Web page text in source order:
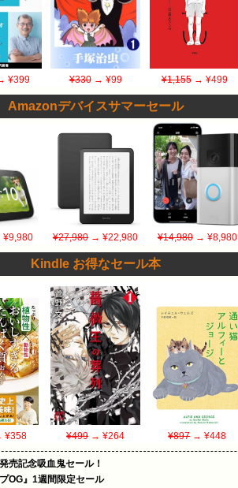
¥399 ¥330→ ¥99 ¥1,155→ ¥499
Amazonデバイスサマーセール
¥27,980→ ¥22,980 ¥14,980→ ¥8,980
Kindle お得なセール本
¥499→ ¥264 ¥897→ ¥448
売記念吸血鬼セール！
OG』1週間限定セール